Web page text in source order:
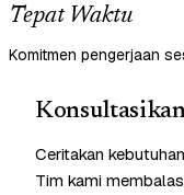
Tepat Waktu
Komitmen pengerjaan
Ceritakan
Tim kami